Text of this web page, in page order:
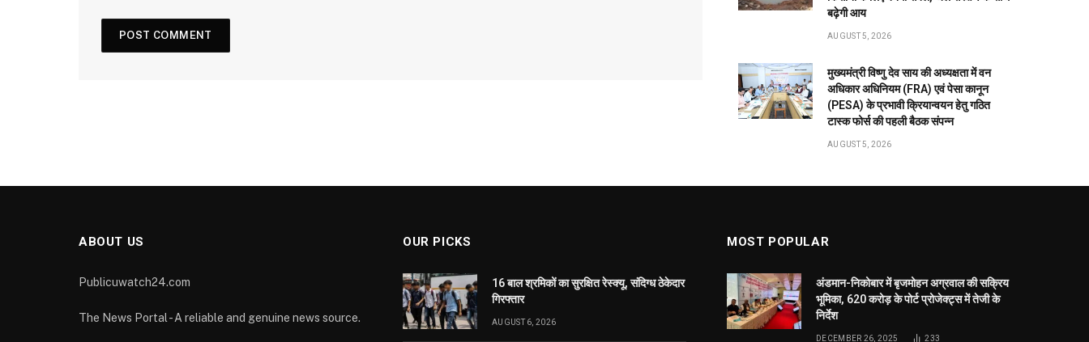
बढ़ेगी आय
AUGUST 5, 2026
मुख्यमंत्री विष्णु देव साय की अध्यक्षता में वन
अधिकार अधिनियम (FRA) एवं पेसा कानून
(PESA) के प्रभावी क्रियान्वयन हेतु गठित
टास्क फोर्स की पहली बैठक संपन्न
AUGUST 5, 2026
ABOUT US
Publicuwatch24.com
The News Portal - A reliable and genuine news source.
OUR PICKS
16 बाल श्रमिकों का सुरक्षित रेस्क्यू, संदिग्ध ठेकेदार
गिरफ्तार
AUGUST 6, 2026
MOST POPULAR
अंडमान-निकोबार में बृजमोहन अग्रवाल की सक्रिय
भूमिका, 620 करोड़ के पोर्ट प्रोजेक्ट्स में तेजी के
निर्देश
DECEMBER 26, 2025 233